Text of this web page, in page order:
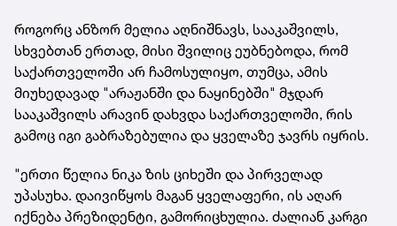
როგორც ანზორ მელია აღნიშნავს, სააკაშვილს,
სხვებთან ერთად, მისი შვილიც ეუბნებოდა, რომ
საქართველოში არ ჩამოსულიყო, თუმცა, ამის
მიუხედავად "არაჟანში და ნაყინებში" მჯდარ
სააკაშვილს არავინ დახვდა საქართველოში, რის
გამოც იგი გაბრაზებულია და ყველაზე ჯავრს იყრის.
"ერთი წელია ნიკა ზის ციხეში და პირველად
უპასუხა. დაივიწყოს მაგან ყველაფერი, ის აღარ
იქნება პრეზიდენტი, გამორიცხულია. ძალიან კარგი